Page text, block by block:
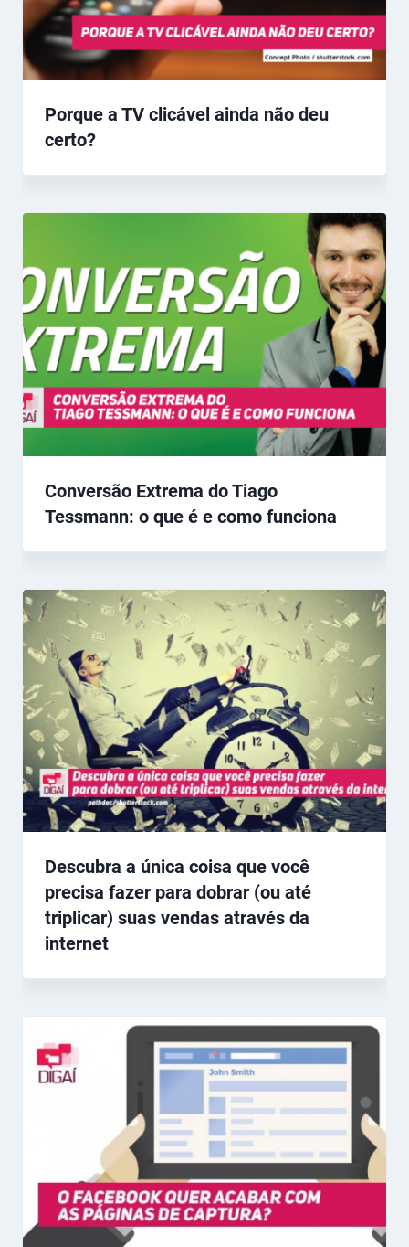
Porque a TV clicável ainda não deu
certo?
Conversão Extrema do Tiago
Tessmann: o que é e como funciona
Descubra a única coisa que você
precisa fazer para dobrar (ou até
triplicar) suas vendas através da
internet